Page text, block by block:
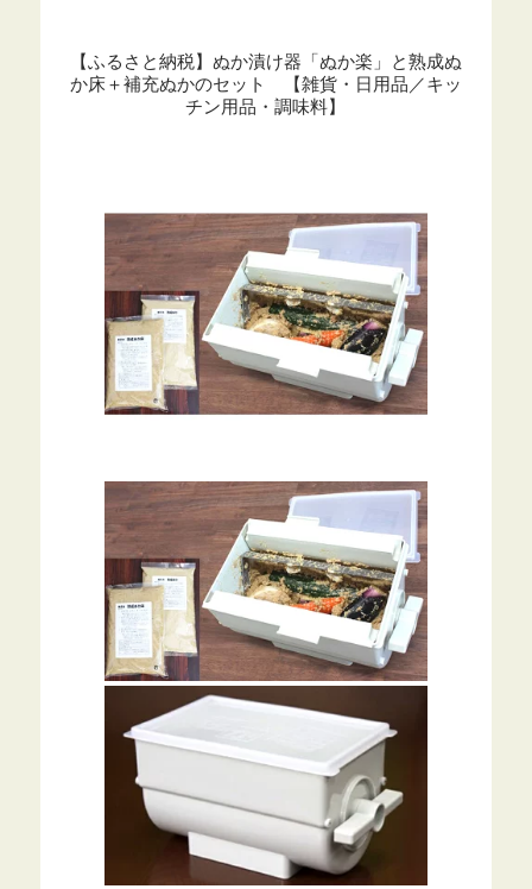
【ふるさと納税】ぬか漬け器「ぬか楽」と熟成ぬ
か床＋補充ぬかのセット 【雑貨・日用品／キッ
チン用品・調味料】